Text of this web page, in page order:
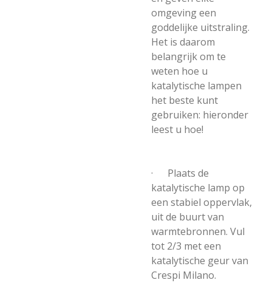
omgeving een
goddelijke uitstraling.
Het is daarom
belangrijk om te
weten hoe u
katalytische lampen
het beste kunt
gebruiken: hieronder
leest u hoe!
· Plaats de
katalytische lamp op
een stabiel oppervlak,
uit de buurt van
warmtebronnen. Vul
tot 2/3 met een
katalytische geur van
Crespi Milano.